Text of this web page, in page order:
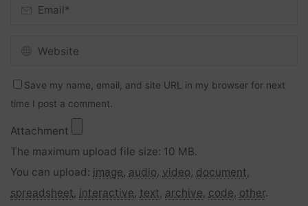
Save my name, email, and site URL in my browser for next
time I post a comment.
Attachment
The maximum upload file size: 10 MB.
You can upload: image, audio, video, document,
spreadsheet, interactive, text, archive, code, other.